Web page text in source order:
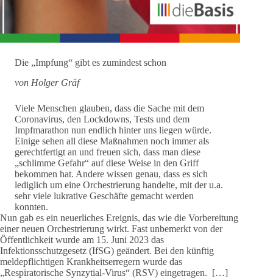
Die „Impfung“ gibt es zumindest schon
von Holger Gräf
Viele Menschen glauben, dass die Sache mit dem
Coronavirus, den Lockdowns, Tests und dem
Impfmarathon nun endlich hinter uns liegen würde.
Einige sehen all diese Maßnahmen noch immer als
gerechtfertigt an und freuen sich, dass man diese
„schlimme Gefahr“ auf diese Weise in den Griff
bekommen hat. Andere wissen genau, dass es sich
lediglich um eine Orchestrierung handelte, mit der u.a.
sehr viele lukrative Geschäfte gemacht werden
konnten.
Nun gab es ein neuerliches Ereignis, das wie die Vorbereitung
einer neuen Orchestrierung wirkt. Fast unbemerkt von der
Öffentlichkeit wurde am 15. Juni 2023 das
Infektionsschutzgesetz (IfSG) geändert. Bei den künftig
meldepflichtigen Krankheitserregern wurde das
„Respiratorische Synzytial-Virus“ (RSV) eingetragen. […]